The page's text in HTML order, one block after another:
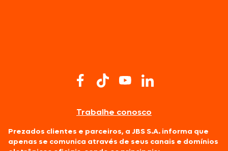
Trabalhe conosco
Prezados clientes e parceiros, a JBS S.A. informa que
apenas se comunica através de seus canais e domínios